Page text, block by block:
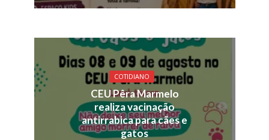
COTIDIANO
CEU Pêra Marmelo
realiza vacinação
antirrabica para cães e
gatos